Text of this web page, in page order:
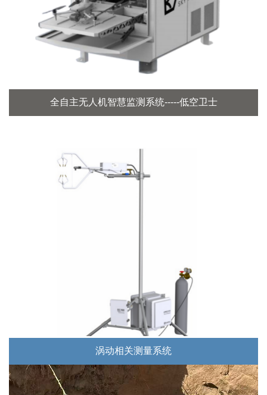
全自主无人机智慧监测系统-----低空卫士
涡动相关测量系统